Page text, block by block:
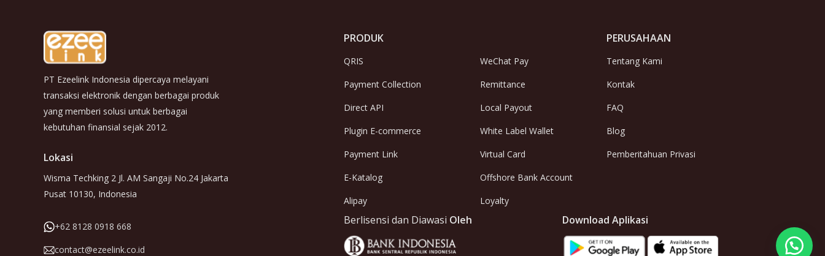
PT Ezeelink Indonesia dipercaya melayani
transaksi elektronik dengan berbagai produk
yang memberi solusi untuk berbagai
kebutuhan finansial sejak 2012.
Lokasi
Wisma Techking 2 Jl. AM Sangaji No.24 Jakarta
Pusat 10130, Indonesia
+62 8128 0918 668
contact@ezeelink.co.id
PRODUK
QRIS
Payment Collection
Direct API
Plugin E-commerce
Payment Link
E-Katalog
Alipay
WeChat Pay
Remittance
Local Payout
White Label Wallet
Virtual Card
Offshore Bank Account
Loyalty
PERUSAHAAN
Tentang Kami
Kontak
FAQ
Blog
Pemberitahuan Privasi
Berlisensi dan Diawasi Oleh Download Aplikasi